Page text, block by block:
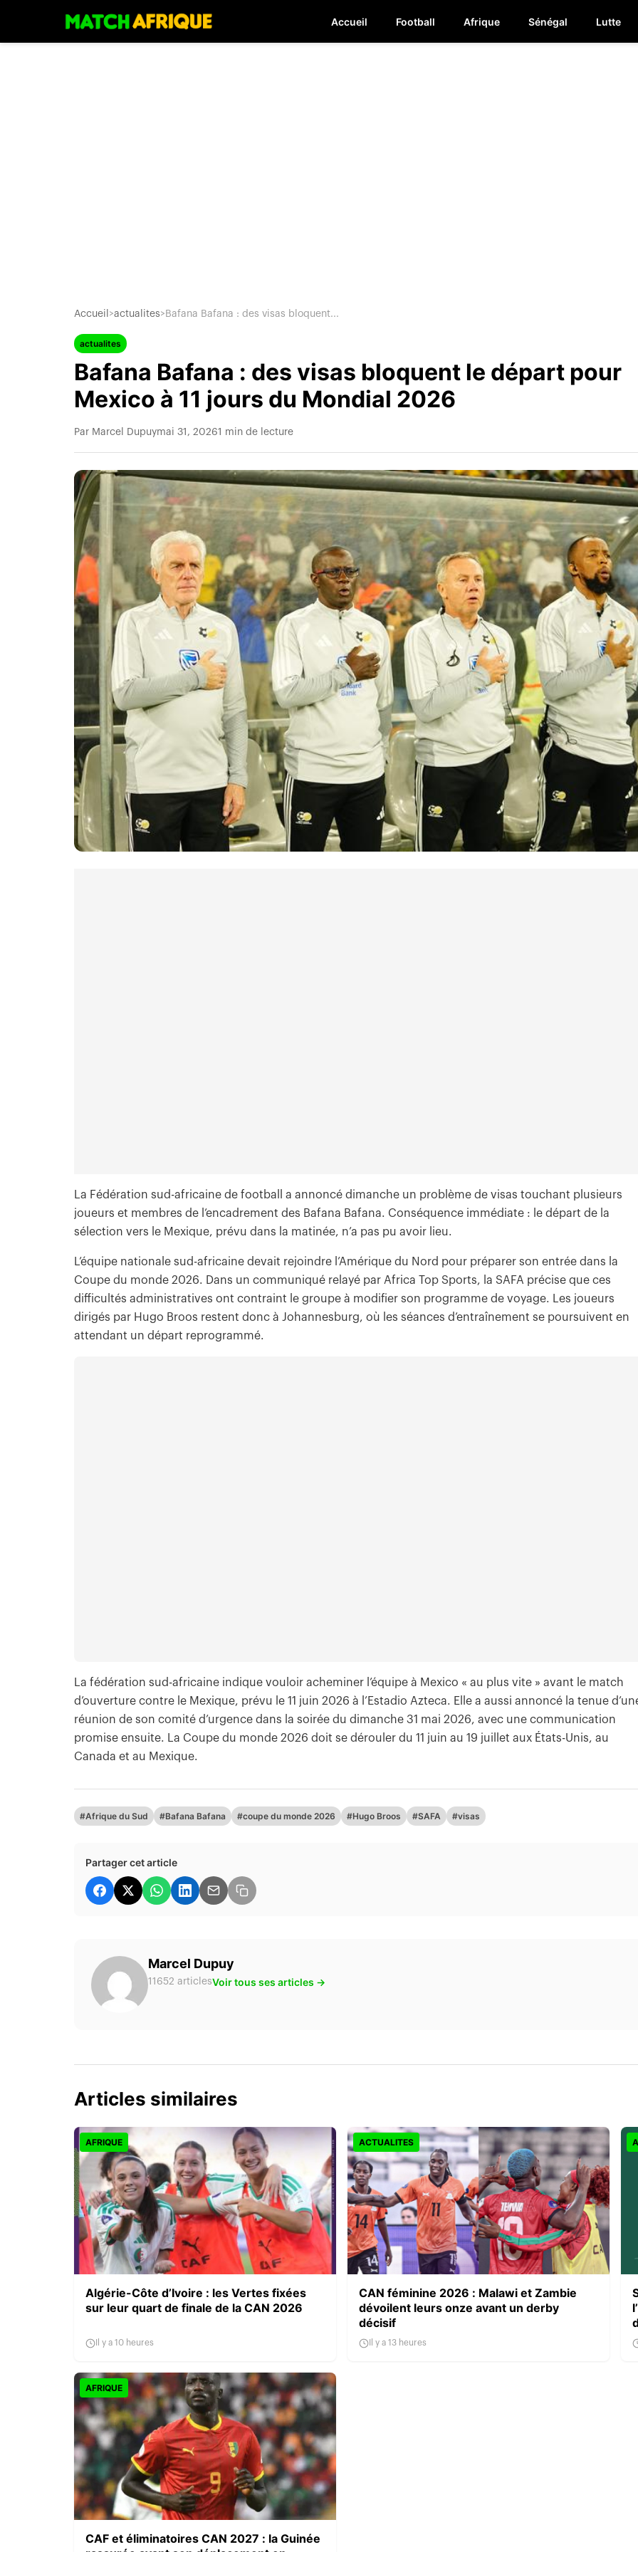
Accueil Football Afrique Sénégal Lutte
Accueil >actualites> Bafana Bafana : des visas bloquent...
actualites
Bafana Bafana : des visas bloquent le départ pour
Mexico à 11 jours du Mondial 2026
Par Marcel Dupuymai 31, 20261 min de lecture
La Fédération sud-africaine de football a annoncé dimanche un problème de visas touchant plusieurs
joueurs et membres de l’encadrement des Bafana Bafana. Conséquence immédiate : le départ de la
sélection vers le Mexique, prévu dans la matinée, n’a pas pu avoir lieu.
L’équipe nationale sud-africaine devait rejoindre l’Amérique du Nord pour préparer son entrée dans la
Coupe du monde 2026. Dans un communiqué relayé par Africa Top Sports, la SAFA précise que ces
difficultés administratives ont contraint le groupe à modifier son programme de voyage. Les joueurs
dirigés par Hugo Broos restent donc à Johannesburg, où les séances d’entraînement se poursuivent en
attendant un départ reprogrammé.
La fédération sud-africaine indique vouloir acheminer l’équipe à Mexico « au plus vite » avant le match
d’ouverture contre le Mexique, prévu le 11 juin 2026 à l’Estadio Azteca. Elle a aussi annoncé la tenue
réunion de son comité d’urgence dans la soirée du dimanche 31 mai 2026, avec une communication
promise ensuite. La Coupe du monde 2026 doit se dérouler du 11 juin au 19 juillet aux États-Unis, au
Canada et au Mexique.
#Afrique du Sud #Bafana Bafana #coupe du monde 2026 #Hugo Broos #SAFA #visas
Partager cet article
Marcel Dupuy
11652 articlesVoir tous ses articles →
Articles similaires
AFRIQUE
Algérie-Côte d’Ivoire : les Vertes fixées
sur leur quart de finale de la CAN 2026
Il y a 10 heures
ACTUALITES
CAN féminine 2026 : Malawi et Zambie
dévoilent leurs onze avant un derby
décisif
Il y a 13 heures
AFRIQUE
CAF et éliminatoires CAN 2027 : la Guinée